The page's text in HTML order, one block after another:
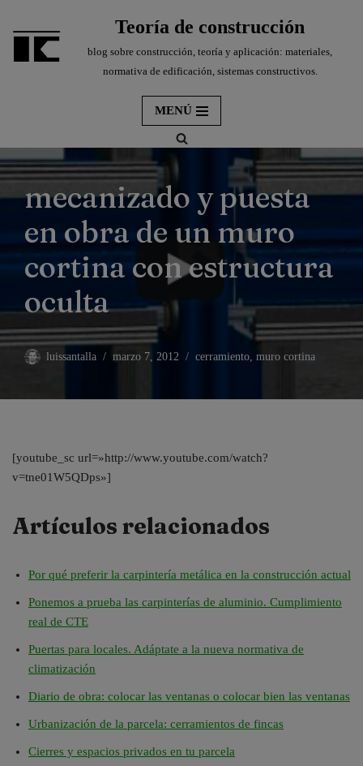
al
Teoría de construcción
blog sobre construcción, teoría y aplicación: materiales,
normativa de edificación, sistemas constructivos.
MENÚ
mecanizado y puesta
en obra de un muro
cortina con estructura
oculta
luissantalla marzo 7, 2012 cerramiento, muro cortina
[youtube_sc url=»http://www.youtube.com/watch?
v=tne01W5QDps»]
Artículos relacionados
Por qué preferir la carpintería metálica en la construcción actual
Ponemos a prueba las carpinterías de aluminio. Cumplimiento
real de CTE
Puertas para locales. Adáptate a la nueva normativa de
climatización
Diario de obra: colocar las ventanas o colocar bien las ventanas
Urbanización de la parcela: cerramientos de fincas
Cierres y espacios privados en tu parcela